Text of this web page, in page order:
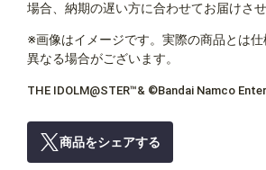
場合、納期の遅い方に合わせてお届けさ
※画像はイメージです。実際の商品とは
異なる場合がございます。
THE IDOLM@STER™& ©Bandai Namco
商品をシェアする